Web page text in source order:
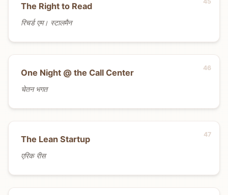
The Right to Read
रिचर्ड एम। स्टालमैन
One Night @ the Call Center
चेतन भगत
The Lean Startup
एरिक रीस